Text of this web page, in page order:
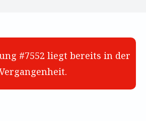
#7552 liegt bereits in der